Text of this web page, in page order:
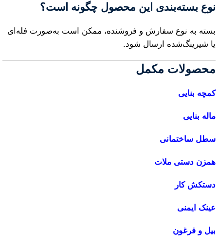
نوع بسته‌بندی این محصول چگونه است؟
بسته به نوع سفارش و فروشنده، ممکن است به‌صورت فله‌ای
یا شیرینگ‌شده ارسال شود.
محصولات مکمل
کمچه بنایی
ماله بنایی
سطل ساختمانی
همزن دستی ملات
دستکش کار
عینک ایمنی
بیل و فرغون